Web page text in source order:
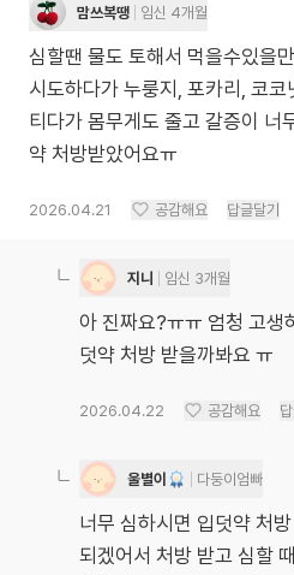
맘쓰복땡 임신 4개월
심할땐 물도 토해서 먹을수있을
시도하다가 누룽지, 포카리, 코코
티다가 몸무게도 줄고 갈증이 너
약 처방받았어요ㅠ
2026.04.21 공감해요 답글달기
지니 임신 3개월
아 진짜요?ㅠㅠ 엄청 고생
덧약 처방 받을까봐요 ㅠ
2026.04.22 공감해요
울별이 다둥이엄빠
너무 심하시면 입덧약 처
되겠어서 처방 받고 심할